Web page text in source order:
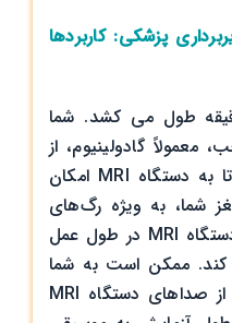
پزشکی: کاربردها
معمولاً 30 تا 60 دقیقه طول می کشد. شما
گادولینیوم، از
طریق خط IV دریافت کنید تا به دستگاه MRI امکان
شما، به ویژه رگ‌های
خونی شما را راحت‌تر ببیند. دستگاه MRI در طول عمل
کند. ممکن است به شما
گوش‌گیرهایی برای جلوگیری از صداهای دستگاه MRI